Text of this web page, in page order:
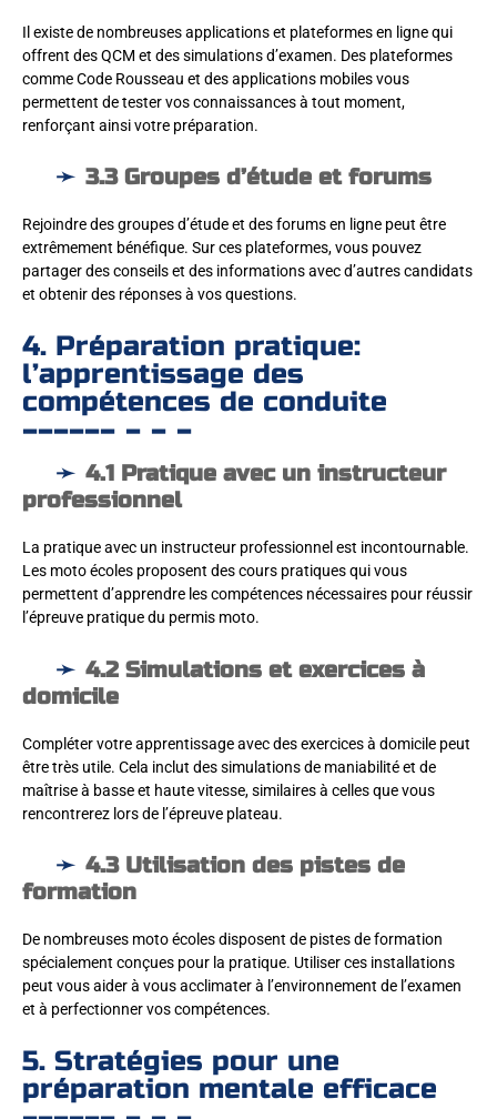
Il existe de nombreuses applications et plateformes en ligne qui
offrent des QCM et des simulations d’examen. Des plateformes
comme Code Rousseau et des applications mobiles vous
permettent de tester vos connaissances à tout moment,
renforçant ainsi votre préparation.
3.3 Groupes d’étude et forums
Rejoindre des groupes d’étude et des forums en ligne peut être
extrêmement bénéfique. Sur ces plateformes, vous pouvez
partager des conseils et des informations avec d’autres candidats
et obtenir des réponses à vos questions.
4. Préparation pratique:
l’apprentissage des
compétences de conduite
4.1 Pratique avec un instructeur
professionnel
La pratique avec un instructeur professionnel est incontournable.
Les moto écoles proposent des cours pratiques qui vous
permettent d’apprendre les compétences nécessaires pour réussir
l’épreuve pratique du permis moto.
4.2 Simulations et exercices à
domicile
Compléter votre apprentissage avec des exercices à domicile peut
être très utile. Cela inclut des simulations de maniabilité et de
maîtrise à basse et haute vitesse, similaires à celles que vous
rencontrerez lors de l’épreuve plateau.
4.3 Utilisation des pistes de
formation
De nombreuses moto écoles disposent de pistes de formation
spécialement conçues pour la pratique. Utiliser ces installations
peut vous aider à vous acclimater à l’environnement de l’examen
et à perfectionner vos compétences.
5. Stratégies pour une
préparation mentale efficace